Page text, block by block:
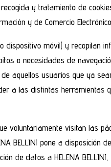
y tratamiento de
y de Comercio Electrónico
dispositivo móvil) y recopilan
o necesidades de
aquellos usuarios que ya
las distintas herramientas
visitan las
BELLINI pone a disposición
de datos a HELENA